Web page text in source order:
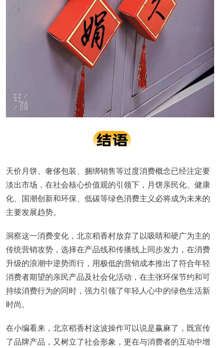
天价月饼、奢侈包装、捆绑销售等过度消费概念已经注定要
淡出市场，在社会核心价值观的引领下，月饼亲民化、健康
化、国潮创新和环保、低碳等绿色消费主义必将成为未来的
主要发展趋势。
洞察这一消费变化，北京稻香村放弃了以吸睛和硬广为主的
传统营销攻势，选择在产品线和传播线上同步发力，在消费
升级的浪潮中逆势而行，用极低的营销成本推出了符合年轻
消费者期望的亲民产品及社会化活动，在主张环保节约和可
持续消费行为的同时，强力引领了年轻人心中的绿色生活新
时尚。
在小编看来，北京稻香村这波操作可以说是赢麻了，既宣传
了品牌产品，又树立了社会形象，更在与消费者的互动中增